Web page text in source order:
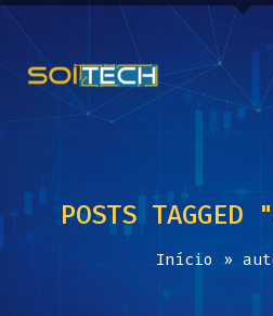
POSTS TAGGED
Início »